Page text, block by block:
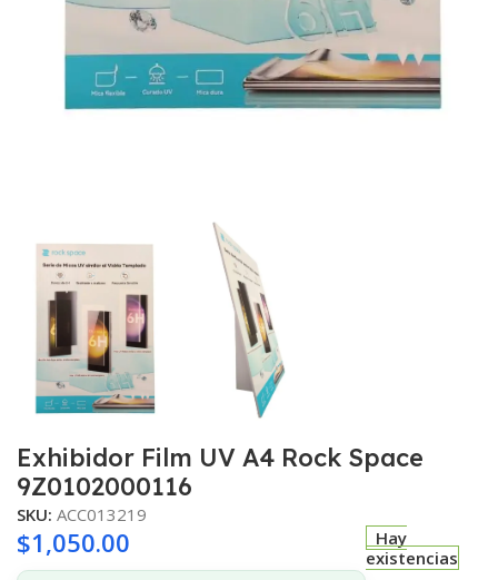
Exhibidor Film UV A4 Rock Space
9Z0102000116
SKU: ACC013219
$1,050.00
Hay
existencias